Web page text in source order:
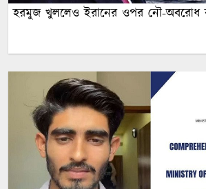
হরমুজ খুললেও ইরানের ওপর নৌ-অবরোধ